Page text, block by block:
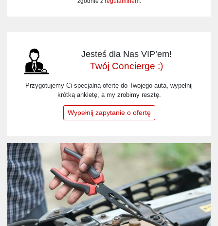
Jesteś dla Nas VIP’em!
Twój Concierge :)
Przygotujemy Ci specjalną ofertę do Twojego auta, wypełnij
krótką ankietę, a my zrobimy resztę.
Wypełnij zapytanie o ofertę